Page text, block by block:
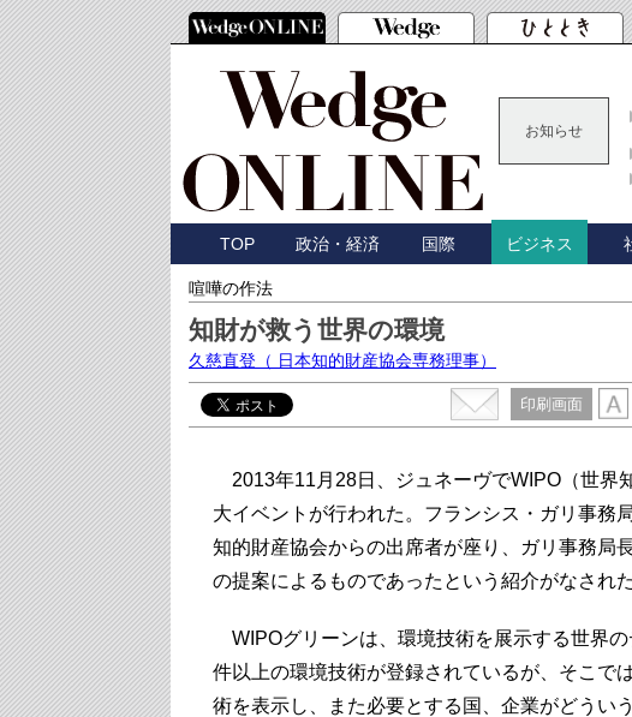
お知らせ
TOP 政治・経済 国際 ビジネス
喧嘩の作法
知財が救う世界の環境
久慈直登 （ 日本知的財産協会専務理事）
印刷画面
2013年11月28日、ジュネーヴでWIPO（世界
大イベントが行われた。フランシス・ガリ事務
知的財産協会からの出席者が座り、ガリ事務局
の提案によるものであったという紹介がなされた
WIPOグリーンは、環境技術を展示する世界
件以上の環境技術が登録されているが、そこで
術を表示し、また必要とする国、企業がどうい